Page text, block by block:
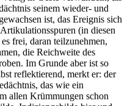
seinem wieder- und
ist, das Ereignis sich
(in diesen
frei, daran teilzunehmen,
die Reichweite des
Im Grunde aber ist so
reflektierend, merkt er: der
das wie ein
allen Krümmungen schon